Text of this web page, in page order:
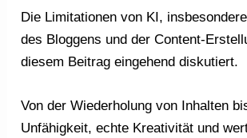
Die Limitationen von KI,
des Bloggens und der Content-
diesem Beitrag eingehend diskutiert.
Von der Wiederholung von Inhalten
Unfähigkeit, echte Kreativität und